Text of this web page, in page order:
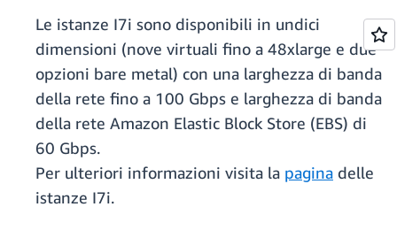
Le istanze I7i sono disponibili in undici
dimensioni (nove virtuali fino a 48xlarge e due
opzioni bare metal) con una larghezza di banda
della rete fino a 100 Gbps e larghezza di banda
della rete Amazon Elastic Block Store (EBS) di
60 Gbps.
Per ulteriori informazioni visita la pagina delle
istanze I7i.